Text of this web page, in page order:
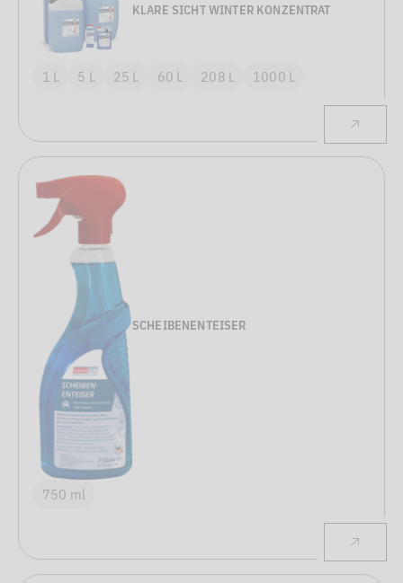
KLARE SICHT WINTER KONZENTRAT
1 L 5 L 25 L 60 L 208 L 1000 L
SCHEIBENENTEISER
750 ml